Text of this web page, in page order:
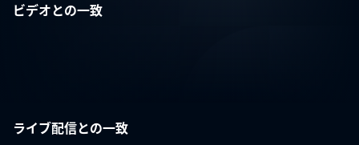
ビデオとの一致
ライブ配信との一致